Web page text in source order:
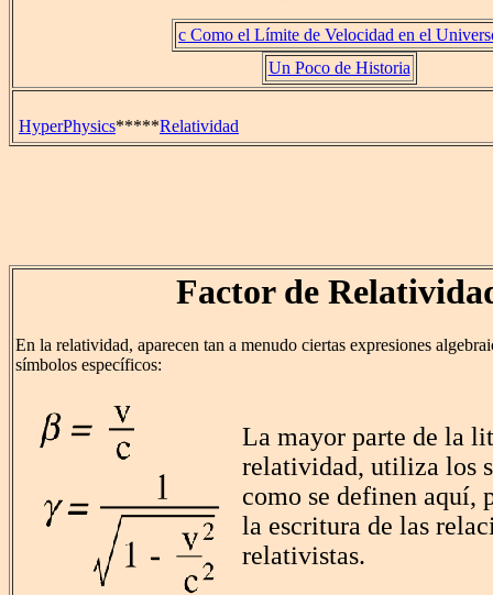
c Como el Límite de Velocidad en el
Un Poco de Historia
HyperPhysics*****Relatividad
Factor de
En la relatividad, aparecen tan a menudo ciertas expresiones
símbolos específicos:
La mayor parte de la
relatividad, utiliza los
como se definen aquí,
la escritura de las
relativistas.